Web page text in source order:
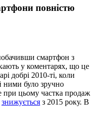
повністю
смартфон з
у коментарях, що це
добрі 2010-ті, коли
було зручно
при цьому частка продаж
знижується з 2015 року. В